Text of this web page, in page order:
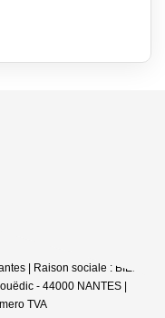
| Raison sociale : BIENS
- 44000 NANTES |
TVA